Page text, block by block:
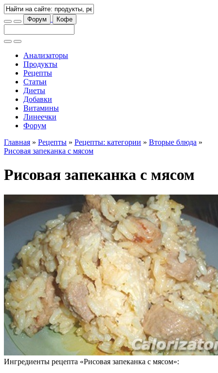
Форум Кофе
Анализаторы
Продукты
Рецепты
Статьи
Диеты
Добавки
Витамины
Линеечки
Форум
Главная » Рецепты » Рецепты: категории » Вторые блюда »
Рисовая запеканка с мясом
Рисовая запеканка с мясом
Ингредиенты рецепта «Рисовая запеканка с мясом»: